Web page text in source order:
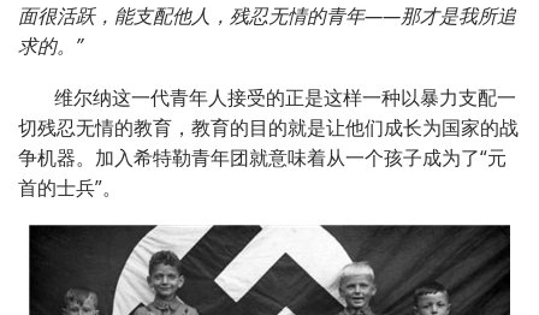
面很活跃，能支配他人，残忍无情的青年——那才是我所追
求的。”
维尔纳这一代青年人接受的正是这样一种以暴力支配一
切残忍无情的教育，教育的目的就是让他们成长为国家的战
争机器。加入希特勒青年团就意味着从一个孩子成为了“元
首的士兵”。